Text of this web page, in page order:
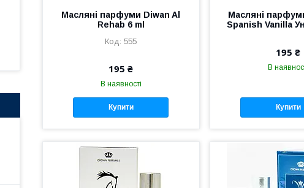
Масляні парфуми Diwan Al
Rehab 6 ml
555
195 ₴
В наявності
Купити
Масляні
Spanish Vanilla
195 ₴
В
Купити